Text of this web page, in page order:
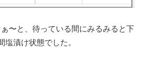
〜と、待っている間にみるみると下
塩漬け状態でした。